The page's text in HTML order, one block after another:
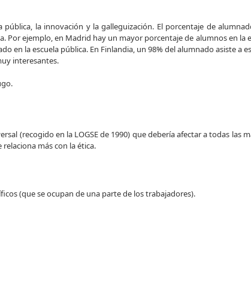
pública, la innovación y la galleguización. El porcentaje de
Por ejemplo, en Madrid hay un mayor porcentaje de alumnos en la
en la escuela pública. En Finlandia, un 98% del alumnado asiste a
interesantes.
(recogido en la LOGSE de 1990) que debería afectar a todas las
más con la ética.
(que se ocupan de una parte de los trabajadores).